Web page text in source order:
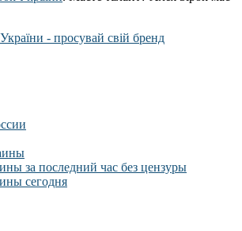
за последний час без цензуры
сегодня